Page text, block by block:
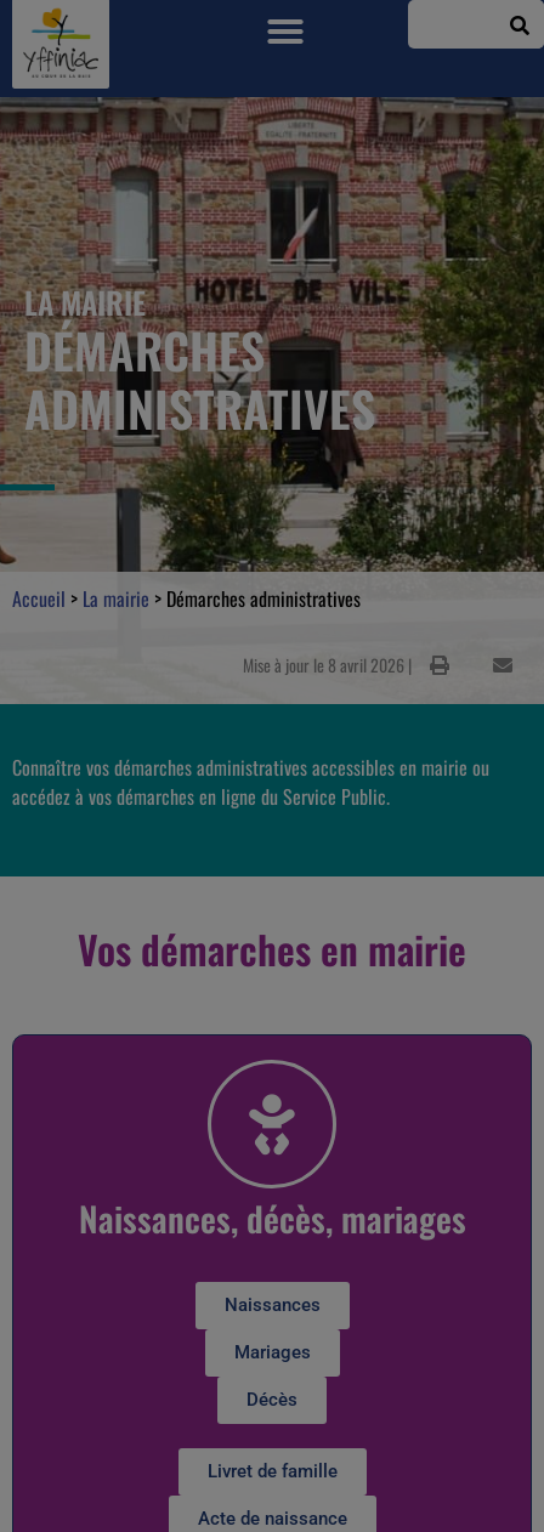
LA MAIRIE
DÉMARCHES
ADMINISTRATIVES
Accueil > La mairie > Démarches administratives
Mise à jour le 8 avril 2026 |
Connaître vos démarches administratives accessibles en mairie ou
accédez à vos démarches en ligne du Service Public.
Vos démarches en mairie
Naissances, décès, mariages
Naissances
Mariages
Décès
Livret de famille
Acte de naissance